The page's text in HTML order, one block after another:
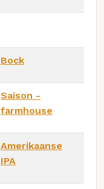
Bock
Saison -
farmhouse
Amerikaanse
IPA